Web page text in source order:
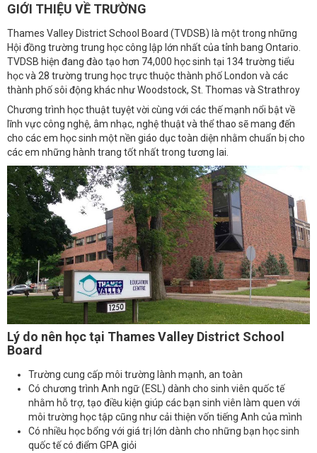
GIỚI THIỆU VỀ TRƯỜNG
Thames Valley District School Board (TVDSB) là một trong những
Hội đồng trường trung học công lập lớn nhất của tỉnh bang Ontario.
TVDSB hiện đang đào tạo hơn 74,000 học sinh tại 134 trường tiểu
học và 28 trường trung học trực thuộc thành phố London và các
thành phố sôi động khác như Woodstock, St. Thomas và Strathroy
Chương trình học thuật tuyệt vời cùng với các thế mạnh nổi bật về
lĩnh vực công nghệ, âm nhạc, nghệ thuật và thể thao sẽ mang đến
cho các em học sinh một nền giáo dục toàn diện nhằm chuẩn bị cho
các em những hành trang tốt nhất trong tương lai.
Lý do nên học tại Thames Valley District School
Board
Trường cung cấp môi trường lành mạnh, an toàn
Có chương trình Anh ngữ (ESL) dành cho sinh viên quốc tế
nhằm hỗ trợ, tạo điều kiện giúp các bạn sinh viên làm quen với
môi trường học tập cũng như cải thiện vốn tiếng Anh của mình
Có nhiều học bổng với giá trị lớn dành cho những bạn học sinh
quốc tế có điểm GPA giỏi